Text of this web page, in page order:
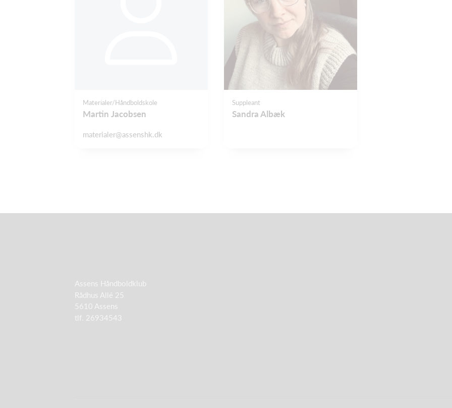
Materialer/Håndboldskole
Martin Jacobsen
materialer@assenshk.dk
Suppleant
Sandra Albæk
Assens Håndboldklub
Rådhus Allé 25
5610 Assens
tlf. 26934543